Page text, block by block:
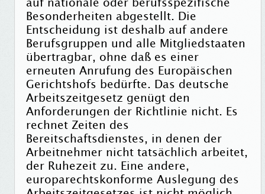
Besonderheiten abgestellt. Die
Entscheidung ist deshalb auf andere
Berufsgruppen und alle Mitgliedstaaten
übertragbar, ohne daß es einer
erneuten Anrufung des Europäischen
Gerichtshofs bedürfte. Das deutsche
Arbeitszeitgesetz genügt den
Anforderungen der Richtlinie nicht. Es
rechnet Zeiten des
Bereitschaftsdienstes, in denen der
Arbeitnehmer nicht tatsächlich arbeitet,
der Ruhezeit zu. Eine andere,
europarechtskonforme Auslegung des